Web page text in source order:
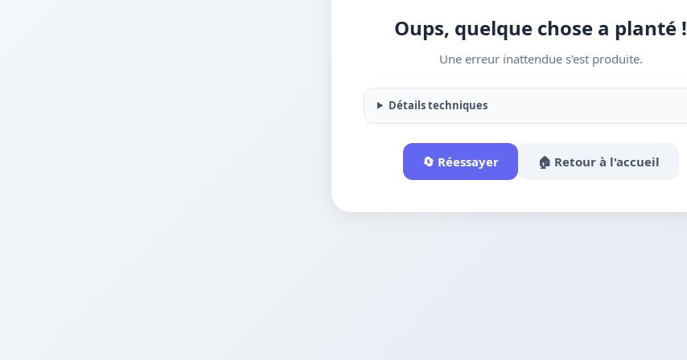
Oups, quelque chose a planté !
Une erreur inattendue s'est produite.
Détails techniques
🔄 Réessayer 🏠 Retour à l'accueil